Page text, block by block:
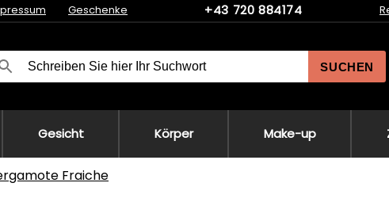
Geschenke +43 720 884174
SUCHEN
Gesicht Körper Make-up
Fraiche